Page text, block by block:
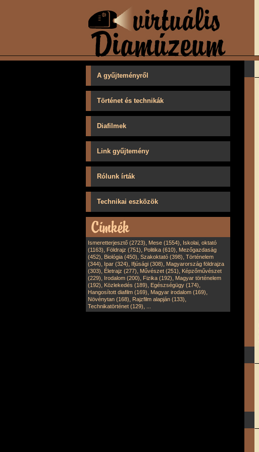
A gyűjteményről
Történet és technikák
Diafilmek
Link gyűjtemény
Rólunk írták
Technikai eszközök
Ismeretterjesztő (2723), Mese (1554), Iskolai, oktató
(1163), Földrajz (751), Politika (610), Mezőgazdaság
(452), Biológia (450), Szakoktató (398), Történelem
(344), Ipar (324), Ifjúsági (308), Magyarország földrajza
(303), Életrajz (277), Művészet (251), Képzőművészet
(229), Irodalom (200), Fizika (192), Magyar történelem
(192), Közlekedés (189), Egészségügy (174),
Hangosított diafilm (169), Magyar irodalom (169),
Növénytan (168), Rajzfilm alapján (133),
Technikatörténet (129),